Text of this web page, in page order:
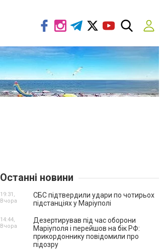
Останні новини
СБС підтвердили удари по чотирьох
підстанціях у Маріуполі
19:31,
Вчора
Дезертирував під час оборони
Маріуполя і перейшов на бік РФ:
прикордоннику повідомили про
підозру
14:44,
Вчора